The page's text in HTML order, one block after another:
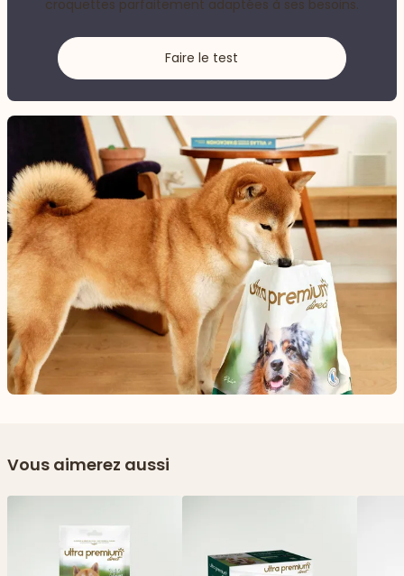
croquettes parfaitement adaptées à ses besoins.
Faire le test
Vous aimerez aussi